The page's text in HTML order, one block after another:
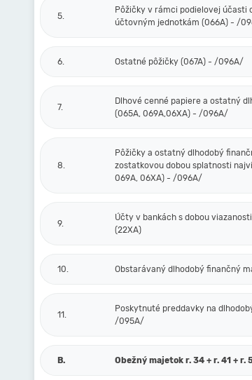
5.
Pôžičky v rámci podielovej účasti
účtovným jednotkám (066A) - /
6. Ostatné pôžičky (067A) - /096A/
7.
Dlhové cenné papiere a ostatný
(065A, 069A,06XA) - /096A/
8.
Pôžičky a ostatný dlhodobý
zostatkovou dobou splatnosti
069A, 06XA) - /096A/
9.
Účty v bankách s dobou
(22XA)
10. Obstarávaný dlhodobý finančný
11.
Poskytnuté preddavky na
/095A/
B. Obežný majetok r. 34 + r. 41 + r.